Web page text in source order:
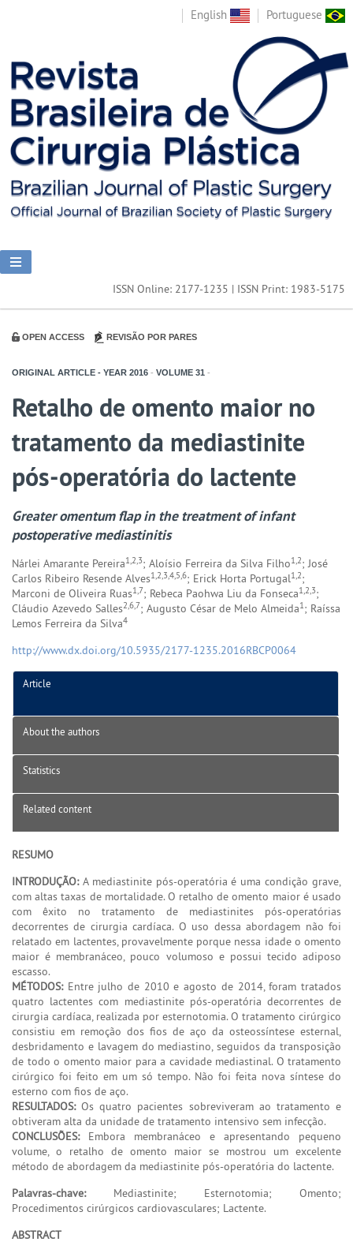
English Portuguese
ISSN Online: 2177-1235 | ISSN Print: 1983-5175
OPEN ACCESS REVISÃO POR PARES
ORIGINAL ARTICLE - YEAR 2016 - VOLUME 31 -
Retalho de omento maior no
tratamento da mediastinite
pós-operatória do lactente
Greater omentum flap in the treatment of infant
postoperative mediastinitis
Nárlei Amarante Pereira1,2,3; Aloísio Ferreira da Silva Filho1,2; José
Carlos Ribeiro Resende Alves1,2,3,4,5,6; Erick Horta Portugal1,2;
Marconi de Oliveira Ruas1,7; Rebeca Paohwa Liu da Fonseca1,2,3;
Cláudio Azevedo Salles2,6,7; Augusto César de Melo Almeida1; Raíssa
Lemos Ferreira da Silva4
http://www.dx.doi.org/10.5935/2177-1235.2016RBCP0064
Article
About the authors
Statistics
Related content
RESUMO
INTRODUÇÃO:A mediastinite pós-operatória é uma condição grave,
com altas taxas de mortalidade. O retalho de omento maior é usado
com êxito no tratamento de mediastinites pós-operatórias
decorrentes de cirurgia cardíaca. O uso dessa abordagem não foi
relatado em lactentes, provavelmente porque nessa idade o omento
maior é membranáceo, pouco volumoso e possui tecido adiposo
escasso.
MÉTODOS:Entre julho de 2010 e agosto de 2014, foram tratados
quatro lactentes com mediastinite pós-operatória decorrentes de
cirurgia cardíaca, realizada por esternotomia. O tratamento cirúrgico
consistiu em remoção dos fios de aço da osteossíntese esternal,
desbridamento e lavagem do mediastino, seguidos da transposição
de todo o omento maior para a cavidade mediastinal. O tratamento
cirúrgico foi feito em um só tempo. Não foi feita nova síntese do
esterno com fios de aço.
RESULTADOS:Os quatro pacientes sobreviveram ao tratamento e
obtiveram alta da unidade de tratamento intensivo sem infecção.
CONCLUSÕES:Embora membranáceo e apresentando pequeno
volume, o retalho de omento maior se mostrou um excelente
método de abordagem da mediastinite pós-operatória do lactente.
Palavras-chave:Mediastinite; Esternotomia; Omento;
Procedimentos cirúrgicos cardiovasculares; Lactente.
ABSTRACT